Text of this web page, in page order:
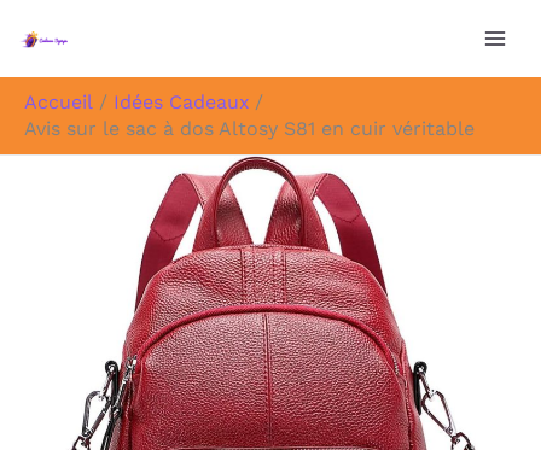
Accueil
Idées Cadeaux
Avis sur le sac à dos Altosy S81 en cuir véritable